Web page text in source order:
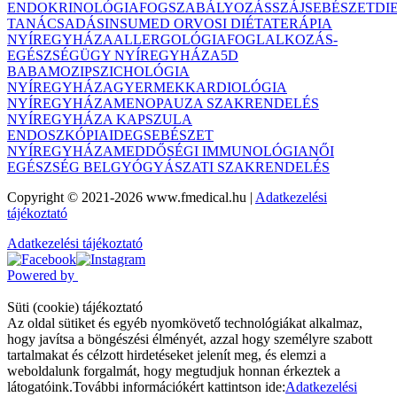
ENDOKRINOLÓGIAFOGSZABÁLYOZÁSSZÁJSEBÉSZET
TANÁCSADÁSINSUMED ORVOSI DIÉTATERÁPIA
NYÍREGYHÁZAALLERGOLÓGIAFOGLALKOZÁS-
EGÉSZSÉGÜGY NYÍREGYHÁZA5D
BABAMOZIPSZICHOLÓGIA
NYÍREGYHÁZAGYERMEKKARDIOLÓGIA
NYÍREGYHÁZAMENOPAUZA SZAKRENDELÉS
NYÍREGYHÁZA KAPSZULA
ENDOSZKÓPIAIDEGSEBÉSZET
NYÍREGYHÁZAMEDDŐSÉGI IMMUNOLÓGIANŐI
EGÉSZSÉG BELGYÓGYÁSZATI SZAKRENDELÉS
Copyright © 2021-2026 www.fmedical.hu | Adatkezelési
tájékoztató
Adatkezelési tájékoztató
Powered by
Süti (cookie) tájékoztató
Az oldal sütiket és egyéb nyomkövető technológiákat alkalmaz,
hogy javítsa a böngészési élményét, azzal hogy személyre szabott
tartalmakat és célzott hirdetéseket jelenít meg, és elemzi a
weboldalunk forgalmát, hogy megtudjuk honnan érkeztek a
látogatóink.További információkért kattintson ide:Adatkezelési